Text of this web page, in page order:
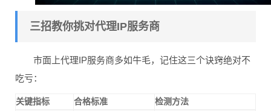
三招教你挑对代理IP服务商
市面上代理IP服务商多如牛毛，记住这三个诀窍绝对不
吃亏：
关键指标 合格标准
检测方法